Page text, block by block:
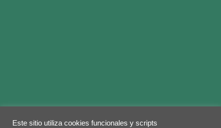
Este sitio utiliza cookies funcionales y scripts